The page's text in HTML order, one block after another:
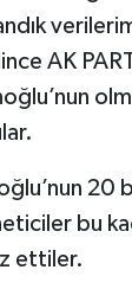
AK
20
bu
ettiler.